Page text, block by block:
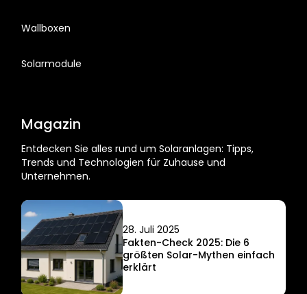
Wallboxen
Solarmodule
Magazin
Entdecken Sie alles rund um Solaranlagen: Tipps,
Trends und Technologien für Zuhause und
Unternehmen.
28. Juli 2025
Fakten-Check 2025: Die 6
größten Solar-Mythen einfach
erklärt